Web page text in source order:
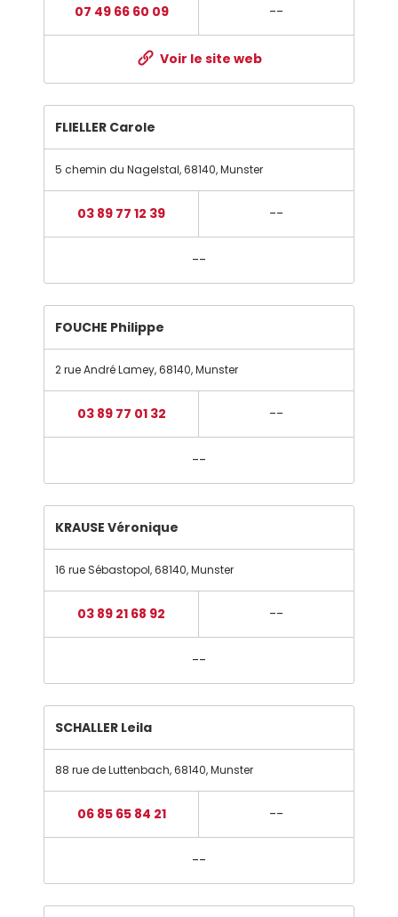
07 49 66 60 09 --
Voir le site web
FLIELLER Carole
5 chemin du Nagelstal,68140,Munster
03 89 77 12 39 --
--
FOUCHE Philippe
2 rue André Lamey,68140,Munster
03 89 77 01 32 --
--
KRAUSE Véronique
16 rue Sébastopol,68140,Munster
03 89 21 68 92 --
--
SCHALLER Leila
88 rue de Luttenbach,68140,Munster
06 85 65 84 21 --
--